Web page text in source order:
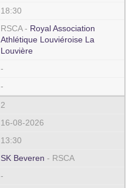
18:30
RSCA - Royal Association
Athlétique Louviéroise La
Louvière
-
-
2
16-08-2026
13:30
SK Beveren - RSCA
-